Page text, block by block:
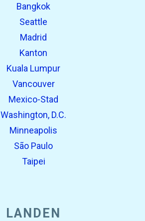
Bangkok
Seattle
Madrid
Kanton
Kuala Lumpur
Vancouver
Mexico-Stad
Washington, D.C.
Minneapolis
São Paulo
Taipei
LANDEN